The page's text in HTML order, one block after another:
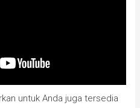
untuk Anda juga tersedia